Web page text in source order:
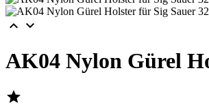
 
AK04 Nylon Gürel
